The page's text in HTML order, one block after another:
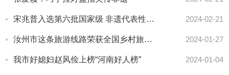
宋兆普入选第六批国家级 非遗代表性传承人推荐人选公示 2024-02-21
汝州市这条旅游线路荣获全国乡村旅游精品线路，看具体有哪些？ 2024-01-27
我市好媳妇赵风俭上榜“河南好人榜” 2024-01-04